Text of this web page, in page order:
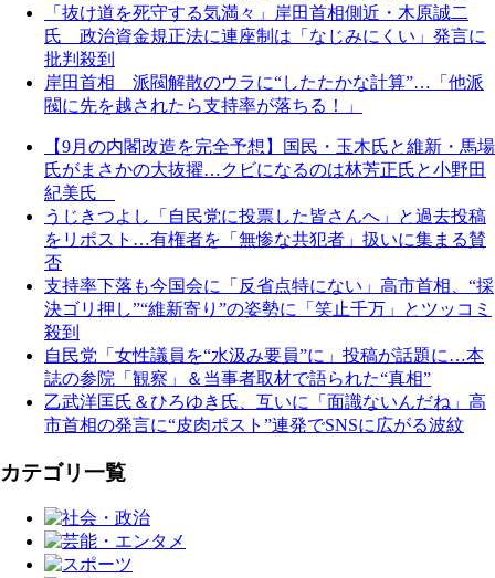
「抜け道を死守する気満々」岸田首相側近・木原誠二
氏 政治資金規正法に連座制は「なじみにくい」発言に
批判殺到
岸田首相 派閥解散のウラに“したたかな計算”…「他派
閥に先を越されたら支持率が落ちる！」
【9月の内閣改造を完全予想】国民・玉木氏と維新・馬場
氏がまさかの大抜擢…クビになるのは林芳正氏と小野田
紀美氏
うじきつよし「自民党に投票した皆さんへ」と過去投稿
をリポスト…有権者を「無惨な共犯者」扱いに集まる賛
否
支持率下落も今国会に「反省点特にない」高市首相、“採
決ゴリ押し”“維新寄り”の姿勢に「笑止千万」とツッコミ
殺到
自民党「女性議員を“水汲み要員”に」投稿が話題に…本
誌の参院「観察」＆当事者取材で語られた“真相”
乙武洋匡氏＆ひろゆき氏、互いに「面識ないんだね」高
市首相の発言に“皮肉ポスト”連発でSNSに広がる波紋
カテゴリ一覧